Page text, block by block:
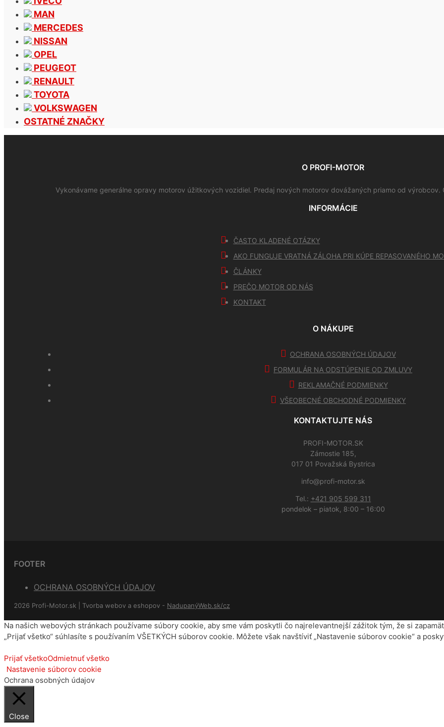
MAN
MERCEDES
NISSAN
OPEL
PEUGEOT
RENAULT
TOYOTA
VOLKSWAGEN
OSTATNÉ ZNAČKY
O PROFI-MOTOR
Vykonávame generálne opravy motorov úžitkových vozidiel. Predaj nových motorov dovážaných priamo od
INFORMÁCIE
ČASTO KLADENÉ OTÁZKY
AKO FUNGUJE VRATNÁ ZÁLOHA PRI KÚPE REPASOVANÉHO
ČLÁNKY
PREČO MOTOR OD NÁS
KONTAKT
O NÁKUPE
OCHRANA OSOBNÝCH ÚDAJOV
FORMULÁR NA ODSTÚPENIE OD ZMLUVY
REKLAMAČNÉ PODMIENKY
VŠEOBECNÉ OBCHODNÉ PODMIENKY
KONTAKTUJTE NÁS
PROFI-MOTOR.SK
Zámostie 185,
017 01 Považská Bystrica
info@profi-motor.sk
Tel.: +421 905 599 311
pondelok – piatok, 8:00 – 16:00
FOOTER
OCHRANA OSOBNÝCH ÚDAJOV
2026 Profi-Motor.sk | Tvorba webov a eshopov - NadupanýWeb.sk/cz
Na našich webových stránkach používame súbory cookie, aby sme vám poskytli čo najrelevantnejší zážitok tým, že si
„Prijať všetko“ súhlasíte s používaním VŠETKÝCH súborov cookie. Môžete však navštíviť „Nastavenie súborov cookie“ a
Prijať všetkoOdmietnuť všetko
Nastavenie súborov cookie
Ochrana osobných údajov
Close